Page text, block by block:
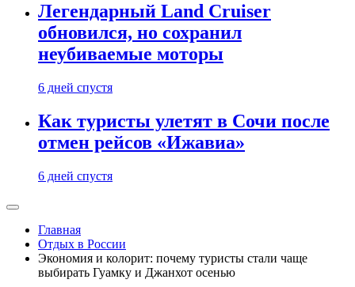
Легендарный Land Cruiser
обновился, но сохранил
неубиваемые моторы
6 дней спустя
Как туристы улетят в Сочи после
отмен рейсов «Ижавиа»
6 дней спустя
Главная
Отдых в России
Экономия и колорит: почему туристы стали чаще
выбирать Гуамку и Джанхот осенью